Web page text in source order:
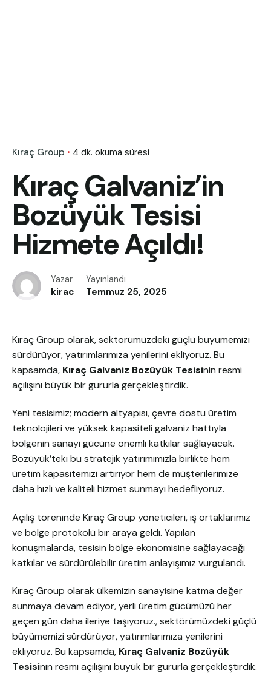
Kıraç Group 4 dk. okuma süresi
Kıraç Galvaniz’in
Bozüyük Tesisi
Hizmete Açıldı!
Yazar
kirac
Yayınlandı
Temmuz 25, 2025
Kıraç Group olarak, sektörümüzdeki güçlü büyümemizi
sürdürüyor, yatırımlarımıza yenilerini ekliyoruz. Bu
kapsamda, Kıraç Galvaniz Bozüyük Tesisinin resmi
açılışını büyük bir gururla gerçekleştirdik.
Yeni tesisimiz; modern altyapısı, çevre dostu üretim
teknolojileri ve yüksek kapasiteli galvaniz hattıyla
bölgenin sanayi gücüne önemli katkılar sağlayacak.
Bozüyük’teki bu stratejik yatırımımızla birlikte hem
üretim kapasitemizi artırıyor hem de müşterilerimize
daha hızlı ve kaliteli hizmet sunmayı hedefliyoruz.
Açılış töreninde Kıraç Group yöneticileri, iş ortaklarımız
ve bölge protokolü bir araya geldi. Yapılan
konuşmalarda, tesisin bölge ekonomisine sağlayacağı
katkılar ve sürdürülebilir üretim anlayışımız vurgulandı.
Kıraç Group olarak ülkemizin sanayisine katma değer
sunmaya devam ediyor, yerli üretim gücümüzü her
geçen gün daha ileriye taşıyoruz., sektörümüzdeki güçlü
büyümemizi sürdürüyor, yatırımlarımıza yenilerini
ekliyoruz. Bu kapsamda, Kıraç Galvaniz Bozüyük
Tesisinin resmi açılışını büyük bir gururla gerçekleştirdik.